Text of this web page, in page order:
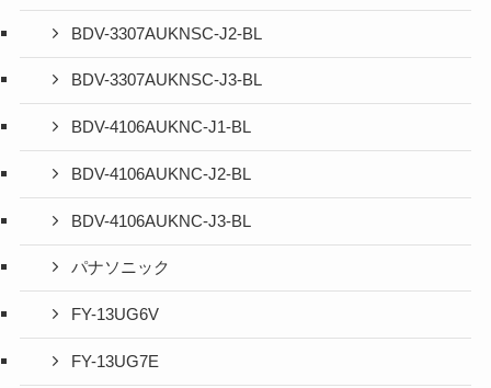
BDV-3307AUKNSC-J2-BL
BDV-3307AUKNSC-J3-BL
BDV-4106AUKNC-J1-BL
BDV-4106AUKNC-J2-BL
BDV-4106AUKNC-J3-BL
パナソニック
FY-13UG6V
FY-13UG7E